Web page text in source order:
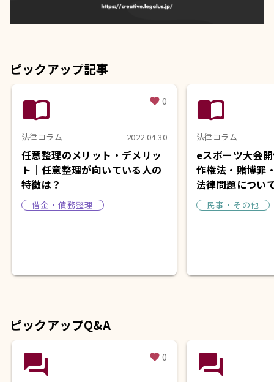
ピックアップ記事
import_contacts favorite 0
法律コラム 2022.04.30
任意整理のメリット・デメリッ
ト｜任意整理が向いている人の
特徴は？
借金・債務整理
import_contacts
法律コラム
eスポーツ大会
作権法・賭博罪
法律問題につい
民事・その他
ピックアップQ&A
question_answer favorite 0 question_answer